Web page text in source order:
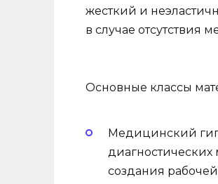
жесткий и
в случае отсутствия
Основные классы
Медицинский
создания